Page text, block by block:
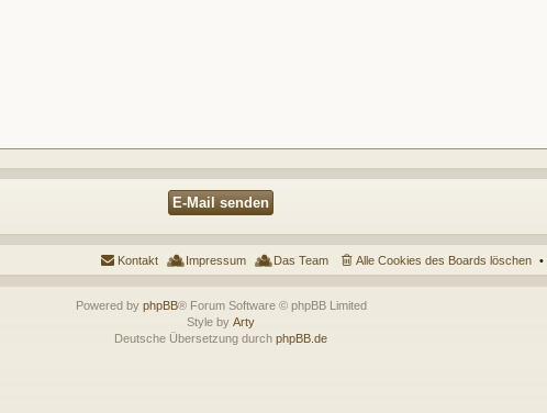
Alle Cookies des Boards löschen
Das Team
Impressum
Kontakt
Powered by phpBB® Forum Software © phpBB Limited
Style by Arty
Deutsche Übersetzung durch phpBB.de